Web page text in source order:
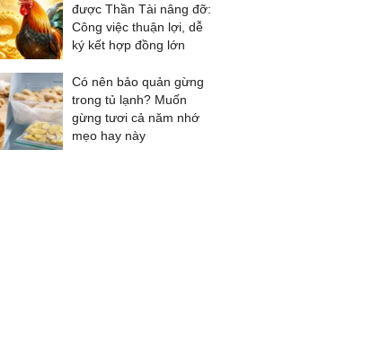
được Thần Tài nâng đỡ:
Công việc thuận lợi, dễ
ký kết hợp đồng lớn
Có nên bảo quản gừng
trong tủ lạnh? Muốn
gừng tươi cả năm nhớ
mẹo hay này